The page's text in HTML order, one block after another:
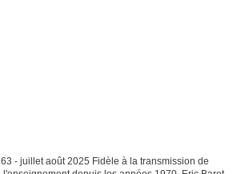
- juillet août 2025 Fidèle à la transmission de